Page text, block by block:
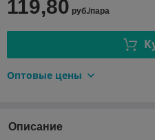
119,80 руб./пара
Оптовые цены
Описание